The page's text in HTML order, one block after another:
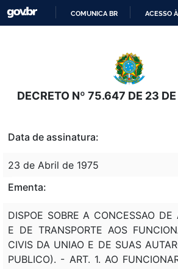
O
CONTEÚDO
COMUNICA BR ACESSO
DECRETO Nº 75.647 DE 23
Data de assinatura:
23 de Abril de 1975
Ementa:
DISPOE SOBRE A CONCESSAO
E DE TRANSPORTE AOS
CIVIS DA UNIAO E DE SUAS
PUBLICO). - ART. 1. AO